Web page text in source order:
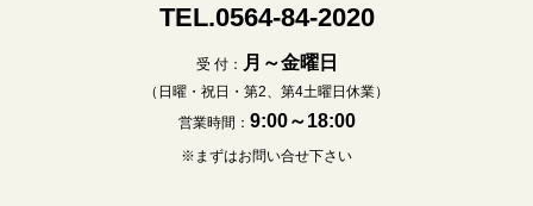
TEL.0564-84-2020
受 付： 月～金曜日
（日曜・祝日・第2、第4土曜日休業）
営業時間： 9:00～18:00
※まずはお問い合せ下さい